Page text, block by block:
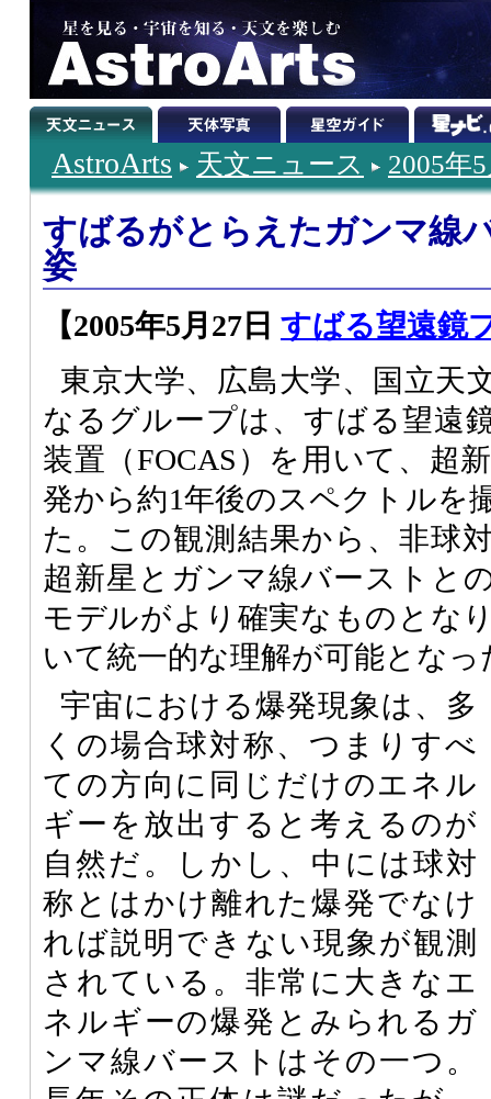
AstroArts 天文ニュース 2005年
すばるがとらえたガンマ線
姿
【2005年5月27日 すばる望遠鏡
東京大学、広島大学、国立天
なるグループは、すばる望遠
装置（FOCAS）を用いて、超
発から約1年後のスペクトルを
た。この観測結果から、非球
超新星とガンマ線バーストと
モデルがより確実なものとな
いて統一的な理解が可能となっ
宇宙における爆発現象は、多
くの場合球対称、つまりすべ
ての方向に同じだけのエネル
ギーを放出すると考えるのが
自然だ。しかし、中には球対
称とはかけ離れた爆発でなけ
れば説明できない現象が観測
されている。非常に大きなエ
ネルギーの爆発とみられるガ
ンマ線バーストはその一つ。